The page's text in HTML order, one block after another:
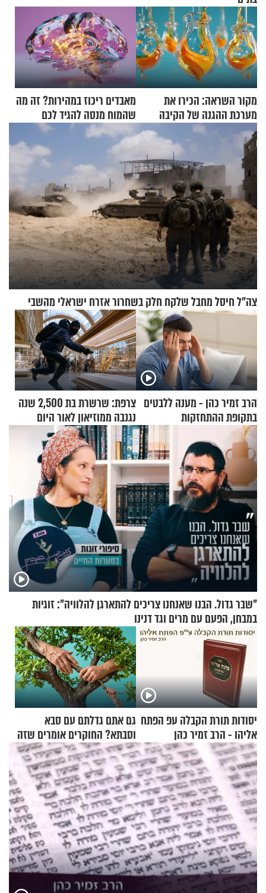
מקור השראה: הכירו את
מערכת ההגנה של הקיבה
מאבדים ריכוז במהירות? זה מה
שהמוח מנסה להגיד לכם
צה"ל חיסל מחבל שלקח חלק בשחרור אזרח ישראלי מהשבי
הרב זמיר כהן - מענה ללבטים
בתקופת ההתחזקות
צרפת: שרשרת בת 2,500 שנה
נגנבה ממוזיאון לאור היום
"שבר גדול. הבנו שאנחנו צריכים להתארגן להלוויה": זוגיות
במבחן, הפעם עם מרים וגד דנינו
יסודות תורת הקבלה עפ הפתח
אליהו - הרב זמיר כהן
גם אתם גדלתם עם סבא
וסבתא? החוקרים אומרים שזה
מתכון מנצח